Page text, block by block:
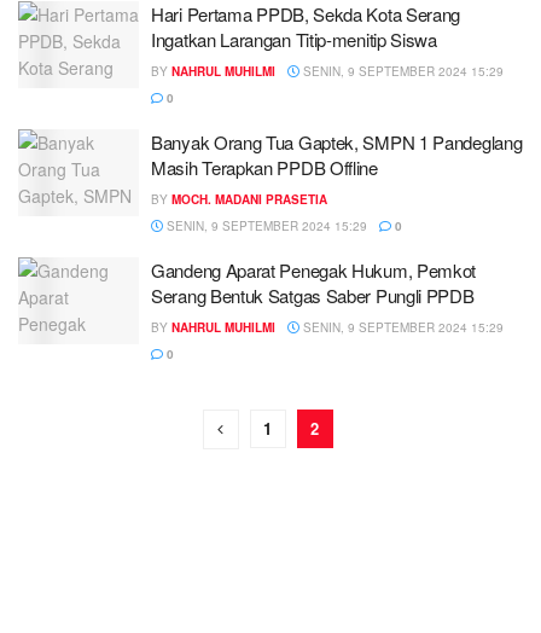
Hari Pertama PPDB, Sekda Kota Serang
Ingatkan Larangan Titip-menitip Siswa
BY NAHRUL MUHILMI
SENIN, 9 SEPTEMBER 2024 15:29
0
Banyak Orang Tua Gaptek, SMPN 1 Pandeglang
Masih Terapkan PPDB Offline
BY MOCH. MADANI PRASETIA
SENIN, 9 SEPTEMBER 2024 15:29
0
Gandeng Aparat Penegak Hukum, Pemkot
Serang Bentuk Satgas Saber Pungli PPDB
BY NAHRUL MUHILMI
SENIN, 9 SEPTEMBER 2024 15:29
0
1 2